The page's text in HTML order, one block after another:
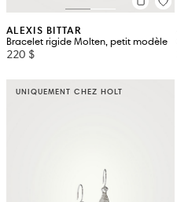
ALEXIS BITTAR
Bracelet rigide Molten, petit modèle
220 $
UNIQUEMENT CHEZ HOLT